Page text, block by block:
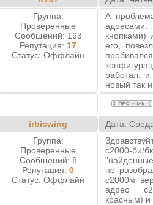
Группа:
Проверенные
Сообщений: 193
Репутация: 17
Статус: Оффлайн
А
кнопками)
его,
работал,
новый так
irbiswing Дата:
Группа:
Проверенные
Сообщений: 8
Репутация: 0
Статус: Оффлайн
с2000-би/
не
с2000м
адрес
красным) и